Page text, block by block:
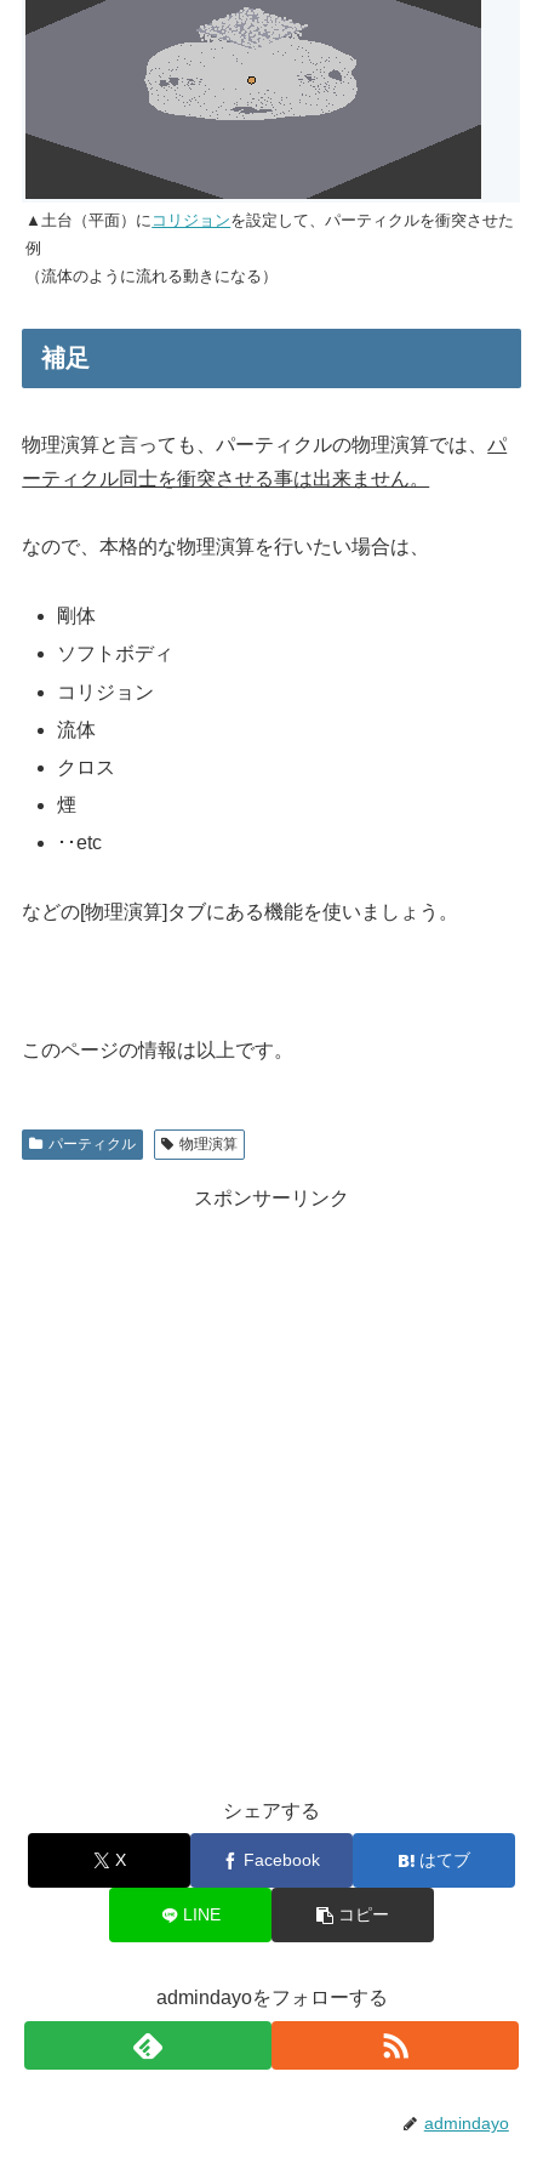
▲土台（平面）に コリジョンを設定して、パーティクルを衝突させた
例
（流体のように流れる動きになる）
補足
物理演算と言っても、パーティクルの物理演算では、パ
ーティクル同士を衝突させる事は出来ません。
なので、本格的な物理演算を行いたい場合は、
剛体
ソフトボディ
コリジョン
流体
クロス
煙
･･etc
などの[物理演算]タブにある機能を使いましょう。
このページの情報は以上です。
パーティクル 物理演算
スポンサーリンク
シェアする
X Facebook はてブ
LINE コピー
admindayoをフォローする
admindayo